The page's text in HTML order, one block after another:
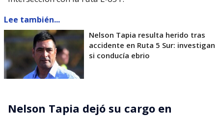
Lee también...
Nelson Tapia resulta herido tras
accidente en Ruta 5 Sur: investigan
si conducía ebrio
Nelson Tapia dejó su cargo en